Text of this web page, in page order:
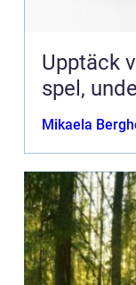
Upptäck
spel,
Mikaela